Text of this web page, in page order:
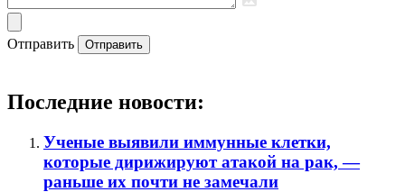
Отправить Отправить
Последние новости:
Ученые выявили иммунные клетки,
которые дирижируют атакой на рак, —
раньше их почти не замечали